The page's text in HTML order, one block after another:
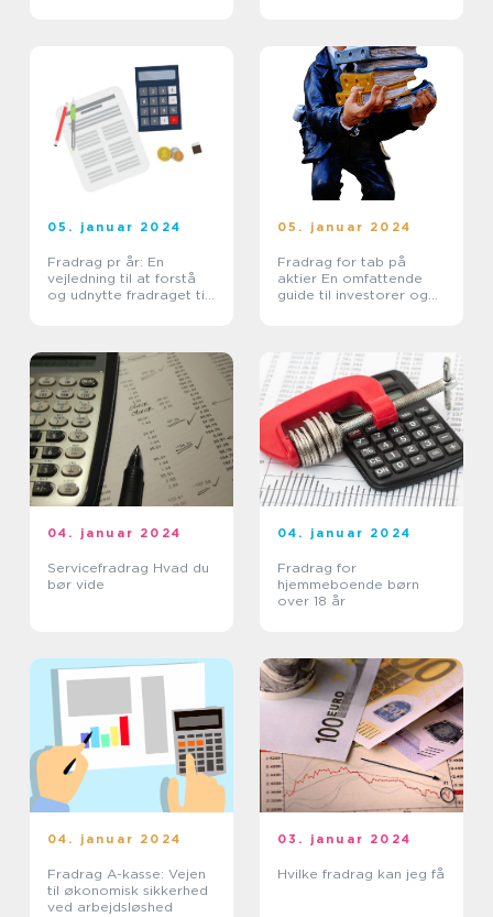
05. januar 2024
Fradrag pr år: En
vejledning til at forstå
og udnytte fradraget til
05. januar 2024
Fradrag for tab på
aktier En omfattende
guide til investorer og
04. januar 2024
Servicefradrag Hvad du
bør vide
04. januar 2024
Fradrag for
hjemmeboende børn
over 18 år
04. januar 2024
Fradrag A-kasse: Vejen
til økonomisk sikkerhed
ved arbejdsløshed
03. januar 2024
Hvilke fradrag kan jeg få